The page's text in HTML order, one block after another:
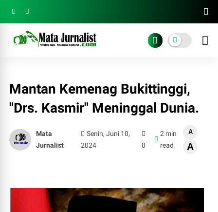
Mantan Kemenag Bukittinggi,
"Drs. Kasmir" Meninggal Dunia.
Mata
Jurnalist
Senin, Juni 10,
2024
0
2 min
read
A
A